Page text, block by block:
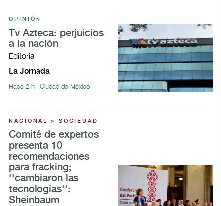
OPINIÓN
Tv Azteca: perjuicios
a la nación
Editorial
La Jornada
Hace 2 h | Ciudad de México
NACIONAL > SOCIEDAD
Comité de expertos
presenta 10
recomendaciones
para fracking;
''cambiaron las
tecnologías'':
Sheinbaum